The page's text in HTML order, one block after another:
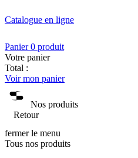
Catalogue en ligne
Panier 0 produit
Votre panier
Total :
Voir mon panier
Nos produits
Retour
fermer le menu
Tous nos produits